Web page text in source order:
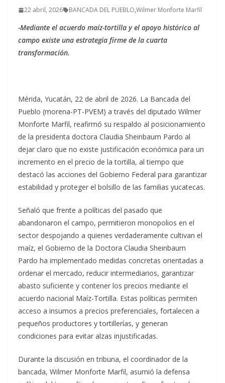
22 abril, 2026 BANCADA DEL PUEBLO,Wilmer Monforte Marfil
-Mediante el acuerdo maíz-tortilla y el apoyo histórico al
campo existe una estrategia firme de la cuarta
transformación.
Mérida, Yucatán, 22 de abril de 2026. La Bancada del
Pueblo (morena-PT-PVEM) a través del diputado Wilmer
Monforte Marfil, reafirmó su respaldo al posicionamiento
de la presidenta doctora Claudia Sheinbaum Pardo al
dejar claro que no existe justificación económica para un
incremento en el precio de la tortilla, al tiempo que
destacó las acciones del Gobierno Federal para garantizar
estabilidad y proteger el bolsillo de las familias yucatecas.
Señaló que frente a políticas del pasado que
abandonaron el campo, permitieron monopolios en el
sector despojando a quienes verdaderamente cultivan el
maíz, el Gobierno de la Doctora Claudia Sheinbaum
Pardo ha implementado medidas concretas orientadas a
ordenar el mercado, reducir intermediarios, garantizar
abasto suficiente y contener los precios mediante el
acuerdo nacional Maíz-Tortilla. Estas políticas permiten
acceso a insumos a precios preferenciales, fortalecen a
pequeños productores y tortillerías, y generan
condiciones para evitar alzas injustificadas.
Durante la discusión en tribuna, el coordinador de la
bancada, Wilmer Monforte Marfil, asumió la defensa